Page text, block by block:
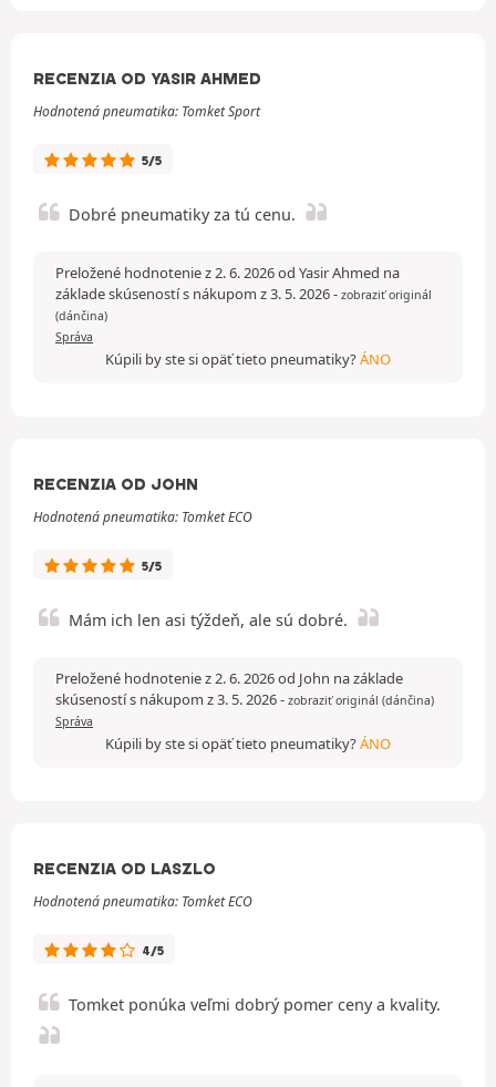
RECENZIA OD YASIR AHMED
Hodnotená pneumatika: Tomket Sport
5/5
Dobré pneumatiky za tú cenu.
Preložené hodnotenie z 2. 6. 2026 od Yasir Ahmed na
základe skúseností s nákupom z 3. 5. 2026- zobraziť originál
(dánčina)
Správa
Kúpili by ste si opäť tieto pneumatiky?ÁNO
RECENZIA OD JOHN
Hodnotená pneumatika: Tomket ECO
5/5
Mám ich len asi týždeň, ale sú dobré.
Preložené hodnotenie z 2. 6. 2026 od John na základe
skúseností s nákupom z 3. 5. 2026- zobraziť originál (dánčina)
Správa
Kúpili by ste si opäť tieto pneumatiky?ÁNO
RECENZIA OD LASZLO
Hodnotená pneumatika: Tomket ECO
4/5
Tomket ponúka veľmi dobrý pomer ceny a kvality.